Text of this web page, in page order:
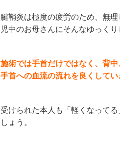
腱鞘炎は極度の疲労のため、無
児中のお母さんにそんなゆっく
施術では手首だけではなく、背
手首への血流の流れを良くしてい
受けられた本人も「軽くなって
しょう。